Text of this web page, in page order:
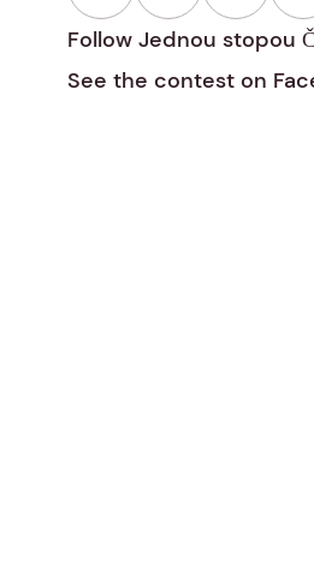
Follow Jednou stopou
See the contest on